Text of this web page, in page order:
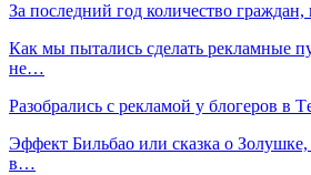
За последний год количество
Как мы пытались сделать рекламные
не…
Разобрались с рекламой у блогеров в
Эффект Бильбао или сказка о Золушке,
в…